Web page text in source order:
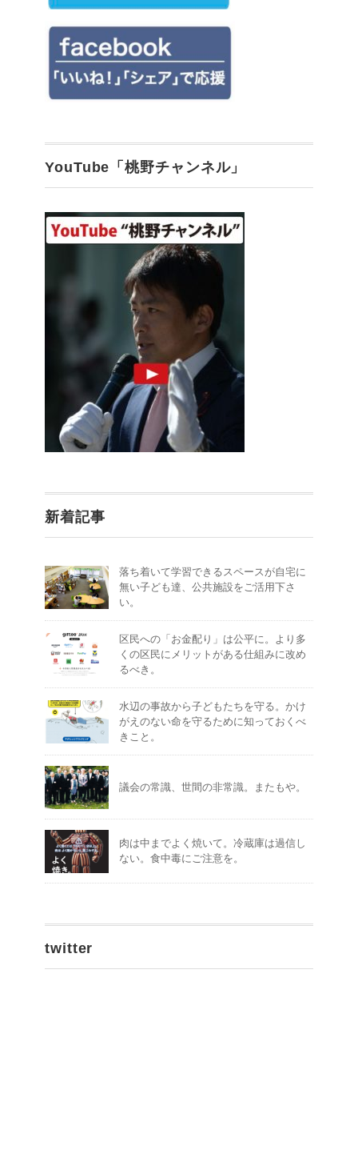
YouTube「桃野チャンネル」
新着記事
落ち着いて学習できるスペースが自宅に
無い子ども達、公共施設をご活用下さ
い。
区民への「お金配り」は公平に。より多
くの区民にメリットがある仕組みに改め
るべき。
水辺の事故から子どもたちを守る。かけ
がえのない命を守るために知っておくべ
きこと。
議会の常識、世間の非常識。またもや。
肉は中までよく焼いて。冷蔵庫は過信し
ない。食中毒にご注意を。
twitter